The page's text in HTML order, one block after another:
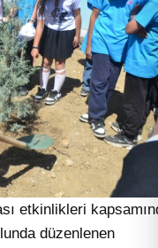
etkinlikleri
düzenlenen